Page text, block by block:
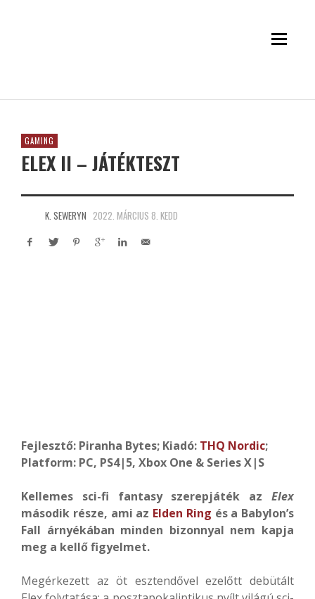
GAMING
ELEX II – JÁTÉKTESZT
K. SEWERYN 2022. MÁRCIUS 8. KEDD
Fejlesztő: Piranha Bytes; Kiadó: THQ Nordic;
Platform: PC, PS4|5, Xbox One & Series X|S
Kellemes sci-fi fantasy szerepjáték az Elex
második része, ami az Elden Ring és a Babylon’s
Fall árnyékában minden bizonnyal nem kapja
meg a kellő figyelmet.
Megérkezett az öt esztendővel ezelőtt debütált